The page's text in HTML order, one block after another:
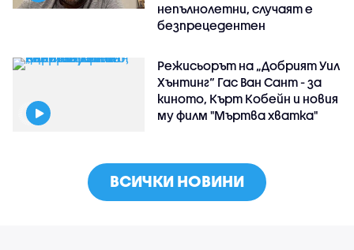
непълнолетни, случаят е
безпрецедентен
Режисьорът на „Добрият Уил
Хънтинг“ Гас Ван Сант - за
киното, Кърт Кобейн и новия
му филм "Мъртва хватка"
ВСИЧКИ НОВИНИ